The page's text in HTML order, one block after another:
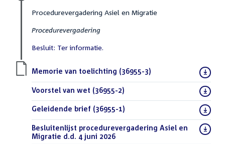
Procedurevergadering Asiel en Migratie
Procedurevergadering
Besluit: Ter informatie.
Download
Memorie van toelichting (36955-3)
Download
bestand:
Voorstel van wet (36955-2)
Download
bestand:
Geleidende brief (36955-1)
Download
bestand:
Besluitenlijst procedurevergadering Asiel en
Migratie d.d. 4 juni 2026